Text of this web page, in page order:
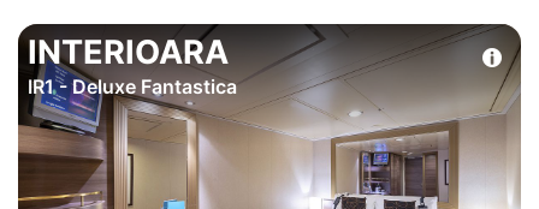
INTERIOARA
IR1 - Deluxe Fantastica